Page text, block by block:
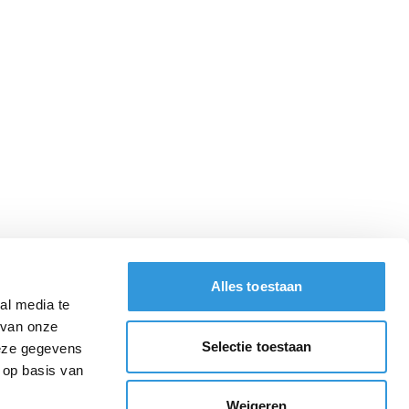
media te
onze
gegevens
basis van
Alles toestaan
Selectie toestaan
Weigeren